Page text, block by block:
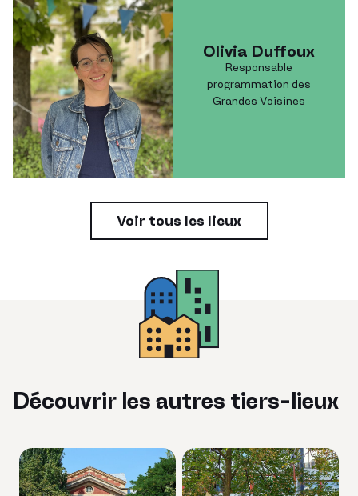
Olivia Duffoux
Responsable
programmation des
Grandes Voisines
Voir tous les lieux
Découvrir les autres tiers-lieux